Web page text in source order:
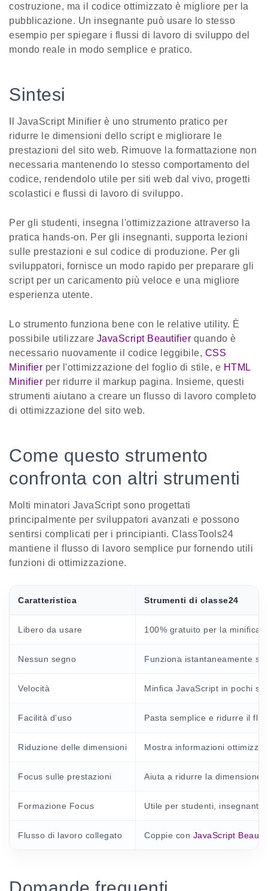
costruzione, ma il codice ottimizzato è migliore per la
pubblicazione. Un insegnante può usare lo stesso
esempio per spiegare i flussi di lavoro di sviluppo del
mondo reale in modo semplice e pratico.
Sintesi
Il JavaScript Minifier è uno strumento pratico per
ridurre le dimensioni dello script e migliorare le
prestazioni del sito web. Rimuove la formattazione non
necessaria mantenendo lo stesso comportamento del
codice, rendendolo utile per siti web dal vivo, progetti
scolastici e flussi di lavoro di sviluppo.
Per gli studenti, insegna l'ottimizzazione attraverso la
pratica hands-on. Per gli insegnanti, supporta lezioni
sulle prestazioni e sul codice di produzione. Per gli
sviluppatori, fornisce un modo rapido per preparare gli
script per un caricamento più veloce e una migliore
esperienza utente.
Lo strumento funziona bene con le relative utility. È
possibile utilizzare JavaScript Beautifier quando è
necessario nuovamente il codice leggibile, CSS
Minifier per l'ottimizzazione del foglio di stile, e HTML
Minifier per ridurre il markup pagina. Insieme, questi
strumenti aiutano a creare un flusso di lavoro completo
di ottimizzazione del sito web.
Come questo strumento
confronta con altri strumenti
Molti minatori JavaScript sono progettati
principalmente per sviluppatori avanzati e possono
sentirsi complicati per i principianti. ClassTools24
mantiene il flusso di lavoro semplice pur fornendo utili
funzioni di ottimizzazione.
Caratteristica Strumenti di classe24
Libero da usare 100% gratuito per la
Nessun segno Funziona istantaneamente
Velocità Minfica JavaScript in pochi
Facilità d'uso Pasta semplice e ridurre il
Riduzione delle dimensioni Mostra informazioni
Focus sulle prestazioni Aiuta a ridurre la dimensione
Formazione Focus Utile per studenti, insegnanti
Flusso di lavoro collegato Coppie con JavaScript